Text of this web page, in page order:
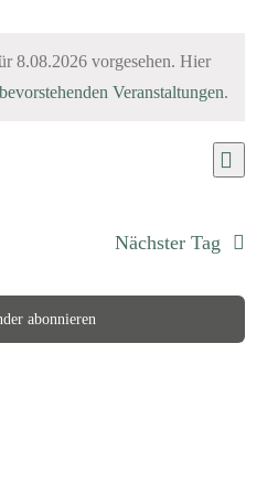
8.08.2026 vorgesehen. Hier
Veranstaltungen.
Tag
Nächster Tag
abonnieren